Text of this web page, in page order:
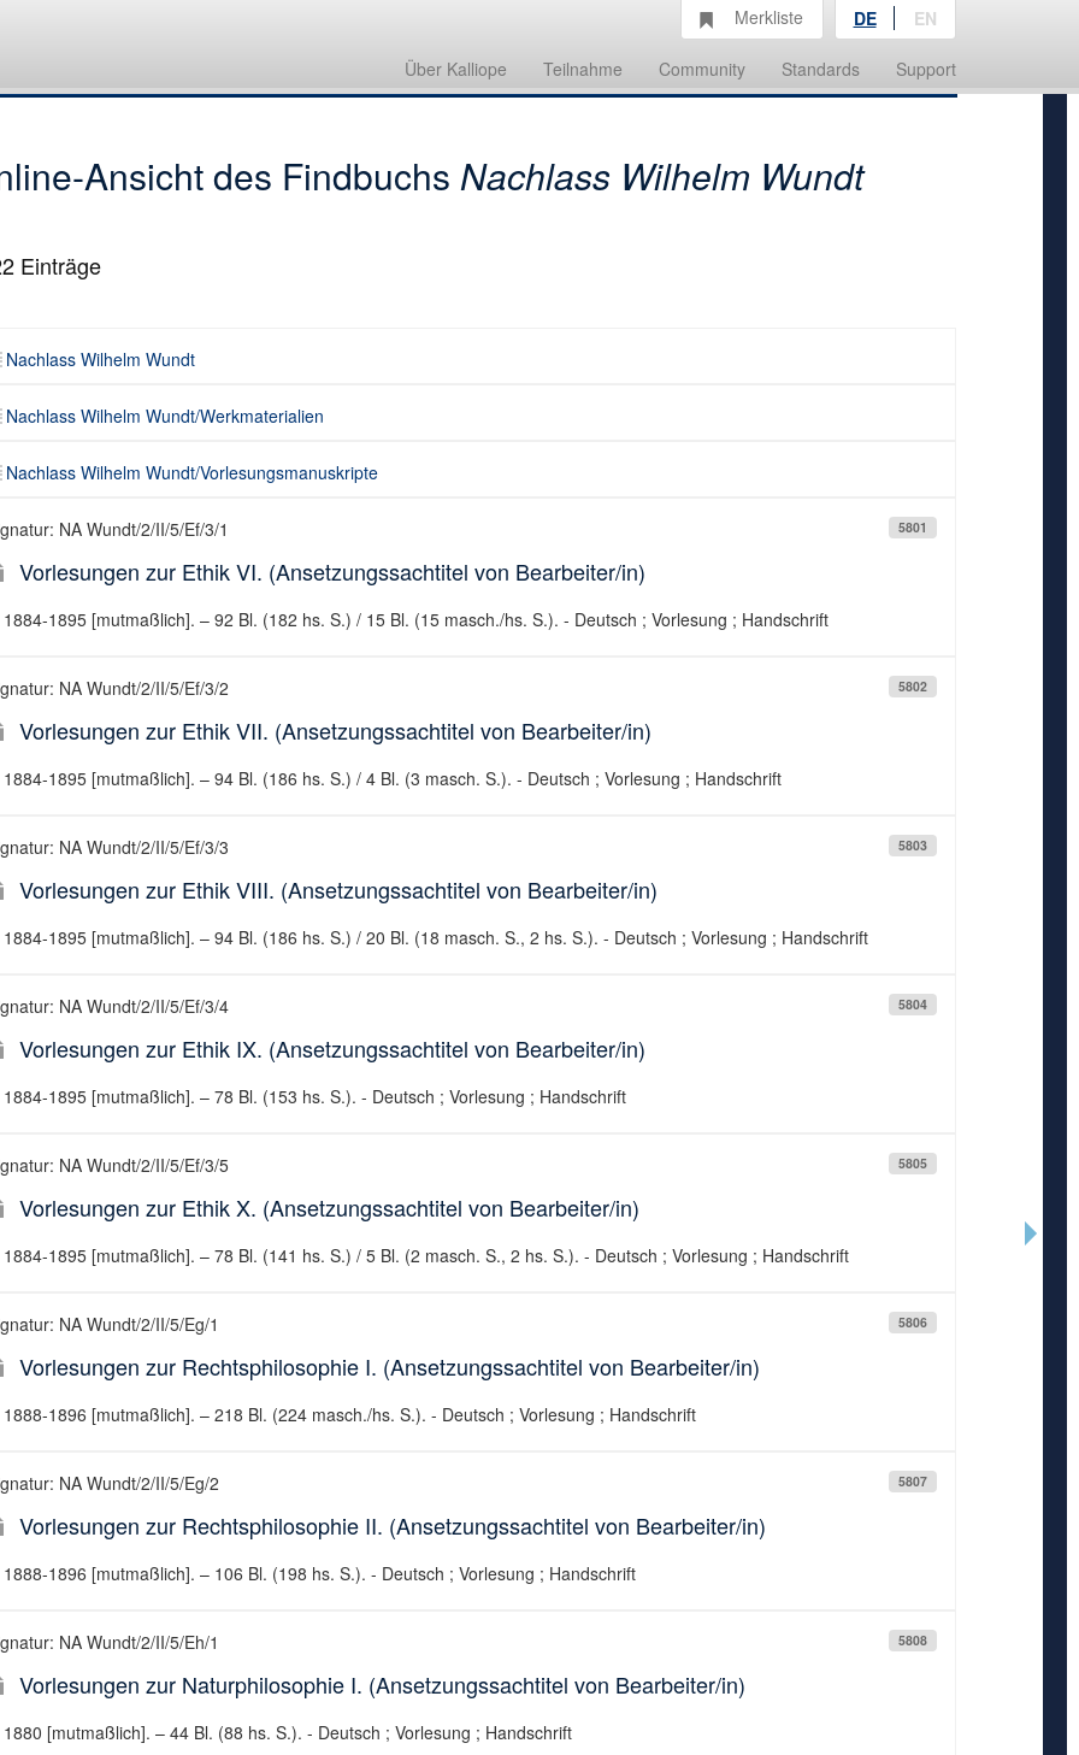
Über Kalliope Teilnahme Community Standards Support
Merkliste DE EN
Ansicht des Findbuchs Nachlass Wilhelm Wundt
Einträge
Nachlass Wilhelm Wundt
Nachlass Wilhelm Wundt/Werkmaterialien
Nachlass Wilhelm Wundt/Vorlesungsmanuskripte
5801
NA Wundt/2/II/5/Ef/3/1
Vorlesungen zur Ethik VI. (Ansetzungssachtitel von Bearbeiter/in)
1884-1895 [mutmaßlich]. – 92 Bl. (182 hs. S.) / 15 Bl. (15 masch./hs. S.). - Deutsch ; Vorlesung ; Handschrift
5802
NA Wundt/2/II/5/Ef/3/2
Vorlesungen zur Ethik VII. (Ansetzungssachtitel von Bearbeiter/in)
1884-1895 [mutmaßlich]. – 94 Bl. (186 hs. S.) / 4 Bl. (3 masch. S.). - Deutsch ; Vorlesung ; Handschrift
5803
NA Wundt/2/II/5/Ef/3/3
Vorlesungen zur Ethik VIII. (Ansetzungssachtitel von Bearbeiter/in)
1884-1895 [mutmaßlich]. – 94 Bl. (186 hs. S.) / 20 Bl. (18 masch. S., 2 hs. S.). - Deutsch ; Vorlesung ; Handschrift
5804
NA Wundt/2/II/5/Ef/3/4
Vorlesungen zur Ethik IX. (Ansetzungssachtitel von Bearbeiter/in)
1884-1895 [mutmaßlich]. – 78 Bl. (153 hs. S.). - Deutsch ; Vorlesung ; Handschrift
5805
NA Wundt/2/II/5/Ef/3/5
Vorlesungen zur Ethik X. (Ansetzungssachtitel von Bearbeiter/in)
1884-1895 [mutmaßlich]. – 78 Bl. (141 hs. S.) / 5 Bl. (2 masch. S., 2 hs. S.). - Deutsch ; Vorlesung ; Handschrift
5806
NA Wundt/2/II/5/Eg/1
Vorlesungen zur Rechtsphilosophie I. (Ansetzungssachtitel von Bearbeiter/in)
1888-1896 [mutmaßlich]. – 218 Bl. (224 masch./hs. S.). - Deutsch ; Vorlesung ; Handschrift
5807
NA Wundt/2/II/5/Eg/2
Vorlesungen zur Rechtsphilosophie II. (Ansetzungssachtitel von Bearbeiter/in)
1888-1896 [mutmaßlich]. – 106 Bl. (198 hs. S.). - Deutsch ; Vorlesung ; Handschrift
5808
NA Wundt/2/II/5/Eh/1
Vorlesungen zur Naturphilosophie I. (Ansetzungssachtitel von Bearbeiter/in)
1880 [mutmaßlich]. – 44 Bl. (88 hs. S.). - Deutsch ; Vorlesung ; Handschrift